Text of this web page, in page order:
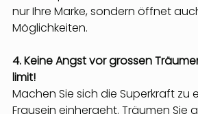
nur Ihre Marke, sondern öffnet
Möglichkeiten.
4. Keine Angst vor grossen
limit!
Machen Sie sich die Superkraft zu
Frausein einhergeht. Träumen Sie